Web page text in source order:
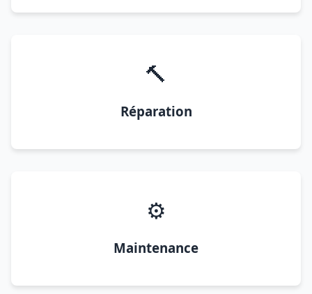
🔨
Réparation
⚙️
Maintenance